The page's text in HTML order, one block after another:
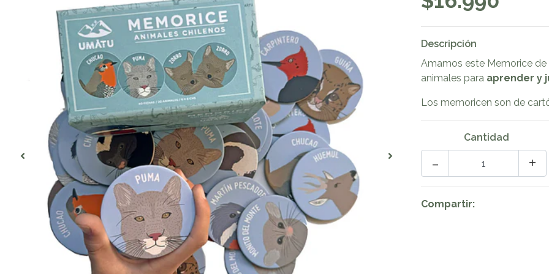
Descripción
Amamos este Memorice de
animales para aprender y
Los memoricen son de
Cantidad
+
-
Compartir: